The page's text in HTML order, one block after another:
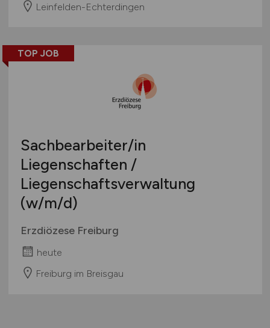
Leinfelden-Echterdingen
TOP JOB
Sachbearbeiter/in
Liegenschaften /
Liegenschaftsverwaltung
(w/m/d)
Erzdiözese Freiburg
heute
Freiburg im Breisgau